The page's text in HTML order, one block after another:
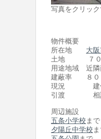
写真をクリック
物件概要
所在地 大
土地 ７０．
用途地域 近隣
建蔽率 ８０
現況 建付
引渡 相
周辺施設
五条小学校
夕陽丘中学校